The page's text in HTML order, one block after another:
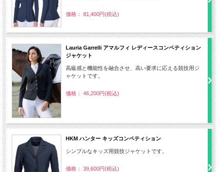
価格： 81,400円(税込)
Lauria Garrelli アマルフィ レディースコンペティション
ジャケット
高級感と機能性を融合させ、高い要求に応える競技用ジ
ャケットです。
価格： 46,200円(税込)
HKM ハンター キッズコンペティション
シンプルなキッズ用競技ジャケットです。
価格： 39,600円(税込)